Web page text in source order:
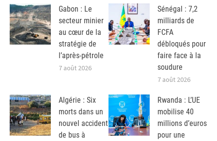
Gabon : Le
secteur minier
au cœur de la
stratégie de
l’après-pétrole
7 août 2026
Sénégal : 7,2
milliards de
FCFA
débloqués pour
faire face à la
soudure
7 août 2026
Algérie : Six
morts dans un
nouvel accident
de bus à
Rwanda : L’UE
mobilise 40
millions d’euros
pour une